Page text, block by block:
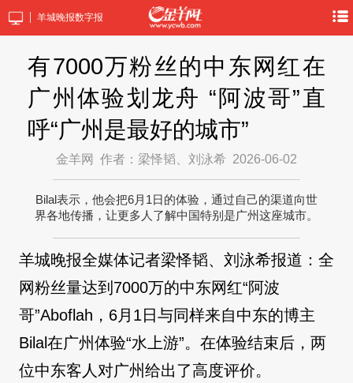
羊城晚报数字报
有7000万粉丝的中东网红在
广州体验划龙舟 “阿波哥”直
呼“广州是最好的城市”
金羊网 作者：梁怿韬、刘泳希 2026-06-02
Bilal表示，他会把6月1日的体验，通过自己的渠道向世
界各地传播，让更多人了解中国特别是广州这座城市。
羊城晚报全媒体记者梁怿韬、刘泳希报道：全
网粉丝量达到7000万的中东网红“阿波
哥”Aboflah，6月1日与同样来自中东的博主
Bilal在广州体验“水上游”。在体验结束后，两
位中东客人对广州给出了高度评价。